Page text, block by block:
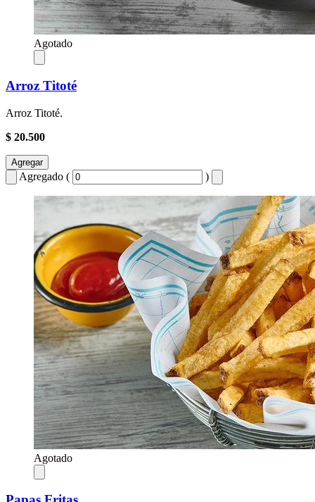
Agotado
Arroz Titoté
Arroz Titoté.
$ 20.500
Agregar
Agregado ( )
Agotado